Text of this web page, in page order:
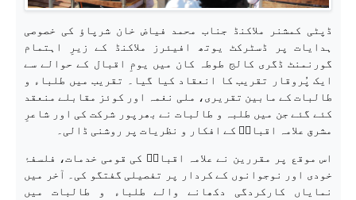
ڈپٹی کمشنر ملاکنڈ جناب محمد فیاض خان شرپاؤ کی خصوصی
ہدایات پر ڈسٹرکٹ یوتھ افیئرز ملاکنڈ کے زیرِ اہتمام
گورنمنٹ ڈگری کالج طوطہ کان میں یومِ اقبال کے حوالے سے
ایک پُروقار تقریب کا انعقاد کیا گیا۔ تقریب میں طلباء و
طالبات کے مابین تقریری، ملی نغمہ اور کوئز مقابلے منعقد
کئے گئے جن میں طلبہ و طالبات نے بھرپور شرکت کی اور شاعرِ
مشرق علامہ اقبالؒ کے افکار و نظریات پر روشنی ڈالی۔
اس موقع پر مقررین نے علامہ اقبالؒ کی قومی خدمات، فلسفۂ
خودی اور نوجوانوں کے کردار پر تفصیلی گفتگو کی۔ آخر میں
نمایاں کارکردگی دکھانے والے طلباء و طالبات میں